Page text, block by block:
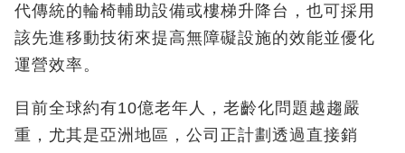
代傳統的輪椅輔助設備或樓梯升降台，也可採用
該先進移動技術來提高無障礙設施的效能並優化
運營效率。
目前全球約有10億老年人，老齡化問題越趨嚴
重，尤其是亞洲地區，公司正計劃透過直接銷